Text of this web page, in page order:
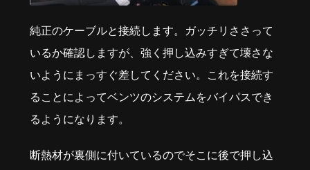
純正のケーブルと接続します。ガッチリささって
いるか確認しますが、強く押し込みすぎて壊さな
いようにまっすぐ差してください。これを接続す
ることによってベンツのシステムをバイパスでき
るようになります。
断熱材が裏側に付いているのでそこに後で押し込